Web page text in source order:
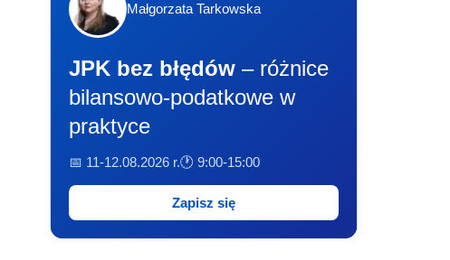
Małgorzata Tarkowska
JPK bez błędów – różnice
bilansowo-podatkowe w
praktyce
📅 11-12.08.2026 r.🕐 9:00-15:00
Zapisz się